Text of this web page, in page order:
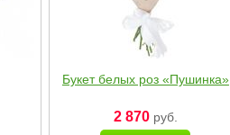
Букет белых роз «Пушинка»
2 870руб.